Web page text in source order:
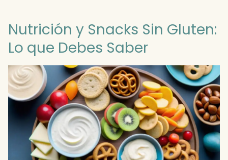
Nutrición y Snacks Sin Gluten:
Lo que Debes Saber